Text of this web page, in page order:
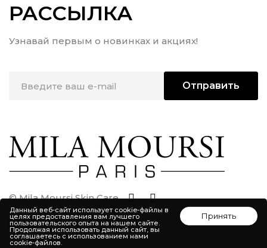
РАССЫЛКА
Узнавай первым о новинках и акциях!
Отправить
© Mila Moursi Skin Care
Данный веб-сайт использует cookie-файлы в
целях предоставления вам лучшего
пользовательского опыта на нашем сайте.
Продолжая использовать данный сайт, вы
соглашаетесь с использованием нами
cookie-файлов.
Принять